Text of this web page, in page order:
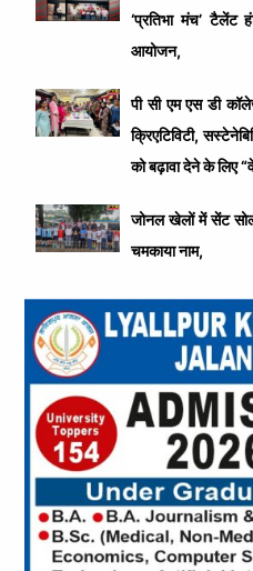
‘प्रतिभा मंच’
आयोजन,
पी सी एम एस डी
क्रिएटिविटी,
को बढ़ावा देने के लिए
जोनल खेलों में सेंट
चमकाया नाम,